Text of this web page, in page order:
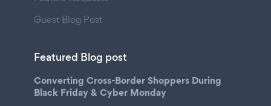
Guest Blog Post
Featured Blog post
Converting Cross-Border Shoppers During
Black Friday & Cyber Monday